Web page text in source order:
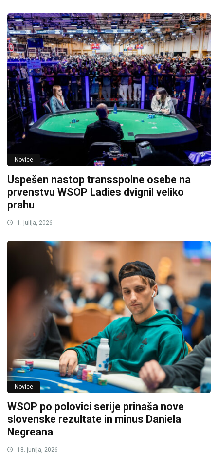
Novice
Uspešen nastop transspolne osebe na
prvenstvu WSOP Ladies dvignil veliko
prahu
1. julija, 2026
Novice
WSOP po polovici serije prinaša nove
slovenske rezultate in minus Daniela
Negreana
18. junija, 2026